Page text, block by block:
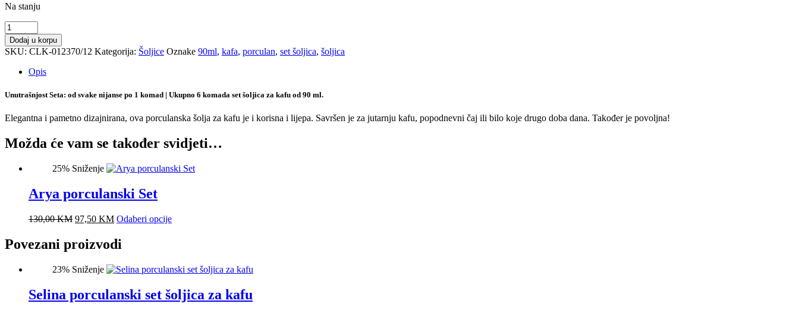
Na stanju
Helsinki
porculanski
set
šoljica
količina
Dodaj u korpu
SKU: CLK-012370/12 Kategorija: Šoljice Oznake 90ml, kafa, porculan, set šoljica, šoljica
Opis
Unutrašnjost Seta: od svake nijanse po 1 komad | Ukupno 6 komada set šoljica za kafu od 90 ml.
Elegantna i pametno dizajnirana, ova porculanska šolja za kafu je i korisna i lijepa. Savršen je za jutarnju kafu, popodnevni čaj ili bilo koje drugo doba dana. Također je povoljna!
Možda će vam se također svidjeti…
25% Sniženje
Arya porculanski Set
130,00KM Original
was:
130,00 KM.
97,50 KMCurrent
is:
97,50 KM.
Odaberi opcijeThis
The
may
be
Povezani proizvodi
23% Sniženje
Selina porculanski set šoljica za kafu